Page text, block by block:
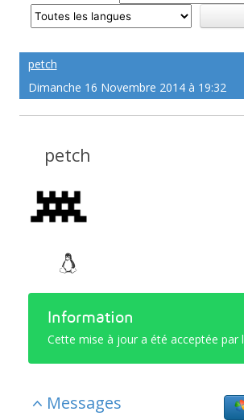
petch
Dimanche 16 Novembre 2014 à 19:32
petch
Information
Cette mise à jour a été acceptée par
Messages